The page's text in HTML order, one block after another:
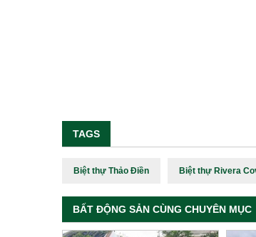
TAGS
Biệt thự Thảo Điền Biệt thự Rivera
BẤT ĐỘNG SẢN CÙNG CHUYÊN MỤC